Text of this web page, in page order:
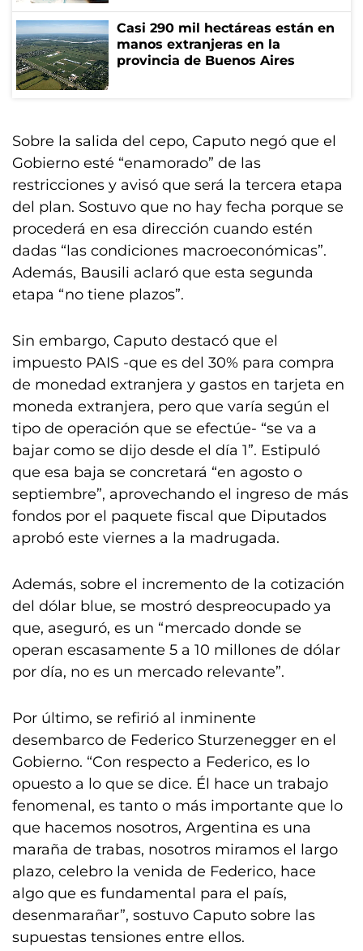
Casi 290 mil hectáreas están en
manos extranjeras en la
provincia de Buenos Aires
Sobre la salida del cepo, Caputo negó que el
Gobierno esté “enamorado” de las
restricciones y avisó que será la tercera etapa
del plan. Sostuvo que no hay fecha porque se
procederá en esa dirección cuando estén
dadas “las condiciones macroeconómicas”.
Además, Bausili aclaró que esta segunda
etapa “no tiene plazos”.
Sin embargo, Caputo destacó que el
impuesto PAIS -que es del 30% para compra
de monedad extranjera y gastos en tarjeta en
moneda extranjera, pero que varía según el
tipo de operación que se efectúe- “se va a
bajar como se dijo desde el día 1”. Estipuló
que esa baja se concretará “en agosto o
septiembre”, aprovechando el ingreso de más
fondos por el paquete fiscal que Diputados
aprobó este viernes a la madrugada.
Además, sobre el incremento de la cotización
del dólar blue, se mostró despreocupado ya
que, aseguró, es un “mercado donde se
operan escasamente 5 a 10 millones de dólar
por día, no es un mercado relevante”.
Por último, se refirió al inminente
desembarco de Federico Sturzenegger en el
Gobierno. “Con respecto a Federico, es lo
opuesto a lo que se dice. Él hace un trabajo
fenomenal, es tanto o más importante que lo
que hacemos nosotros, Argentina es una
maraña de trabas, nosotros miramos el largo
plazo, celebro la venida de Federico, hace
algo que es fundamental para el país,
desenmarañar”, sostuvo Caputo sobre las
supuestas tensiones entre ellos.